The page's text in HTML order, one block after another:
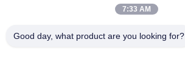
7:33 AM
Good day, what product are you looking for?